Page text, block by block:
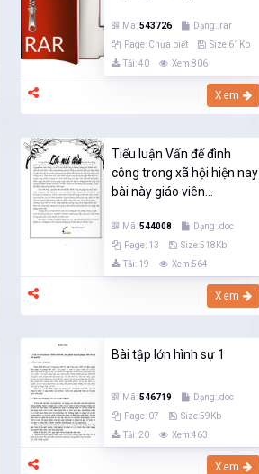
Mã:543726
Dạng:.rar
Page: Chưa biết
Size:61Kb
Tải: 40
Xem:806
Xem
Tiểu luận Vấn đế đình
công trong xã hội hiện nay
bài này giáo viên...
Mã:544008
Dạng:.doc
Page: 13
Size:518Kb
Tải: 19
Xem:564
Xem
Bài tập lớn hình sự 1
Mã:546719
Dạng:.doc
Page: 07
Size:59Kb
Tải: 20
Xem:463
Xem